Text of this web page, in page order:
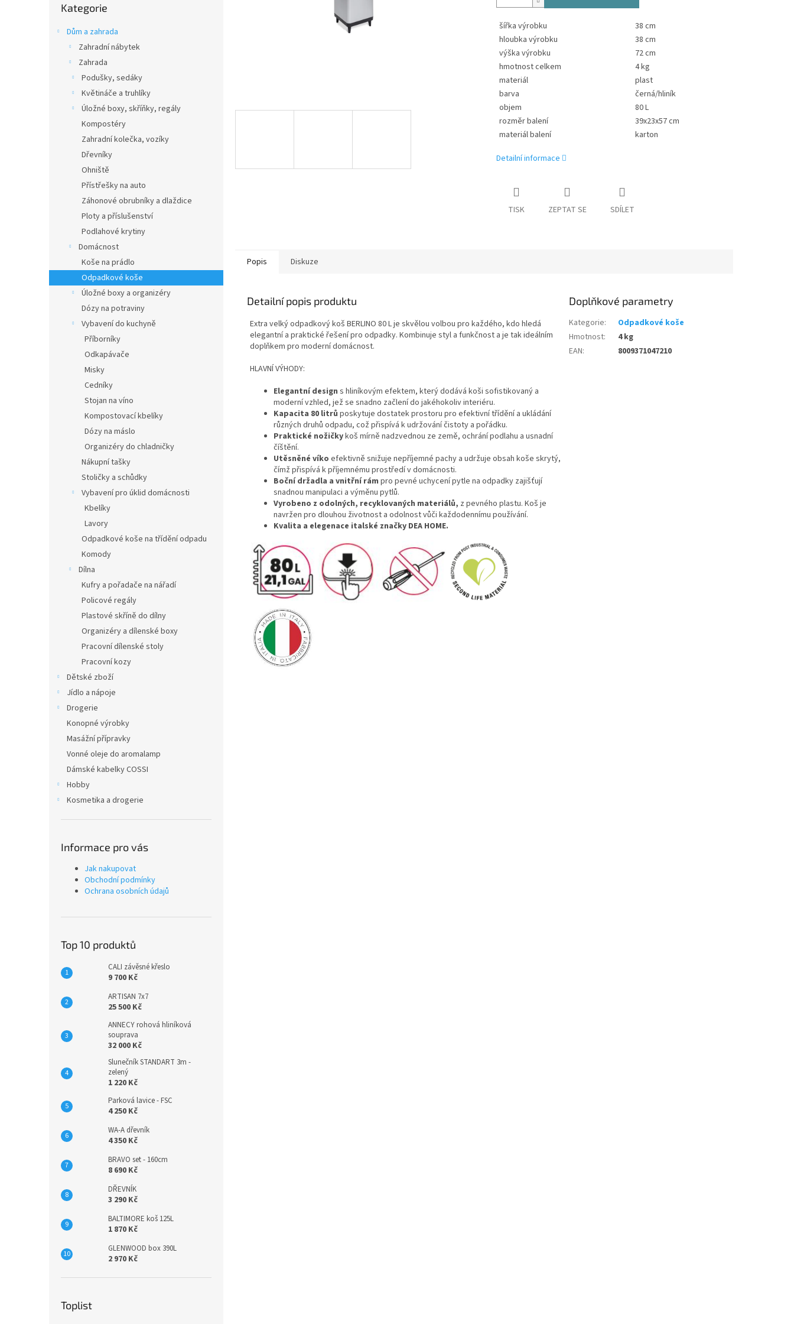
kategorie
Kategorie
Dům a zahrada
Zahradní nábytek
Zahrada
Podušky, sedáky
Květináče a truhlíky
Úložné boxy, skříňky, regály
Kompostéry
Zahradní kolečka, vozíky
Dřevníky
Ohniště
Přístřešky na auto
Záhonové obrubníky a dlaždice
Ploty a příslušenství
Podlahové krytiny
Domácnost
Koše na prádlo
Odpadkové koše
Úložné boxy a organizéry
Dózy na potraviny
Vybavení do kuchyně
Příborníky
Odkapávače
Misky
Cedníky
Stojan na víno
Kompostovací kbelíky
Dózy na máslo
Organizéry do chladničky
Nákupní tašky
Stoličky a schůdky
Vybavení pro úklid domácnosti
Kbelíky
Lavory
Odpadkové koše na třídění odpadu
Komody
Dílna
Kufry a pořadače na nářadí
Policové regály
Plastové skříně do dílny
Organizéry a dílenské boxy
Pracovní dílenské stoly
Pracovní kozy
Dětské zboží
Jídlo a nápoje
Drogerie
Konopné výrobky
Masážní přípravky
Vonné oleje do aromalamp
Dámské kabelky COSSI
Hobby
Kosmetika a drogerie
Informace pro vás
Jak nakupovat
Obchodní podmínky
Ochrana osobních údajů
Top 10 produktů
CALI závěsné křeslo
9 700 Kč
ARTISAN 7x7
25 500 Kč
ANNECY rohová hliníková
souprava
32 000 Kč
Slunečník STANDART 3m -
zelený
1 220 Kč
Parková lavice - FSC
4 250 Kč
WA-A dřevník
4 350 Kč
BRAVO set - 160cm
8 690 Kč
DŘEVNÍK
3 290 Kč
BALTIMORE koš 125L
1 870 Kč
GLENWOOD box 390L
2 970 Kč
Toplist
šířka výrobku
38 cm
hloubka výrobku
38 cm
výška výrobku
72 cm
hmotnost celkem
4 kg
materiál
plast
barva
černá/hliník
objem
80 L
rozměr balení
39x23x57 cm
materiál balení
karton
Detailní informace
TISK ZEPTAT SE SDÍLET
Popis Diskuze
Detailní popis produktu
Extra velký odpadkový koš BERLINO 80 L je skvělou volbou pro každého, kdo hledá
elegantní a praktické řešení pro odpadky. Kombinuje styl a funkčnost a je tak ideálním
doplňkem pro moderní domácnost.
HLAVNÍ VÝHODY:
Elegantní design s hliníkovým efektem, který dodává koši sofistikovaný a
moderní vzhled, jež se snadno začlení do jakéhokoliv interiéru.
Kapacita 80 litrů poskytuje dostatek prostoru pro efektivní třídění a ukládání
různých druhů odpadu, což přispívá k udržování čistoty a pořádku.
Praktické nožičkykoš mírně nadzvednou ze země, ochrání podlahu a usnadní
číštění.
Utěsněné víko efektivně snižuje nepříjemné pachy a udržuje obsah koše skrytý,
čímž přispívá k příjemnému prostředí v domácnosti.
Boční držadla a vnitřní rám pro pevné uchycení pytle na odpadky zajišťují
snadnou manipulaci a výměnu pytlů.
Vyrobeno z odolných, recyklovaných materiálů, z pevného plastu. Koš je
navržen pro dlouhou životnost a odolnost vůči každodennímu používání.
Kvalita a elegenace italské značky DEA HOME.
Doplňkové parametry
Kategorie:
Odpadkové koše
Hmotnost:
4 kg
EAN: 8009371047210